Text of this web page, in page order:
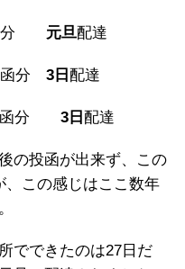
分 元旦配達
函分 3日 配達
函分 3日 配達
の投函が出来ず、この
、この感じはここ数年
でできたのは27日だ